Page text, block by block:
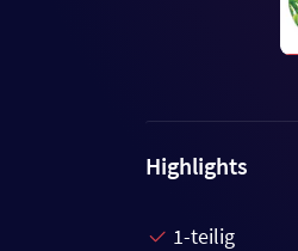
Highlights
1-teilig